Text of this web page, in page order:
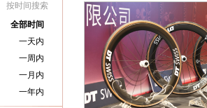
按时间搜索
全部时间
一天内
一周内
一月内
一年内